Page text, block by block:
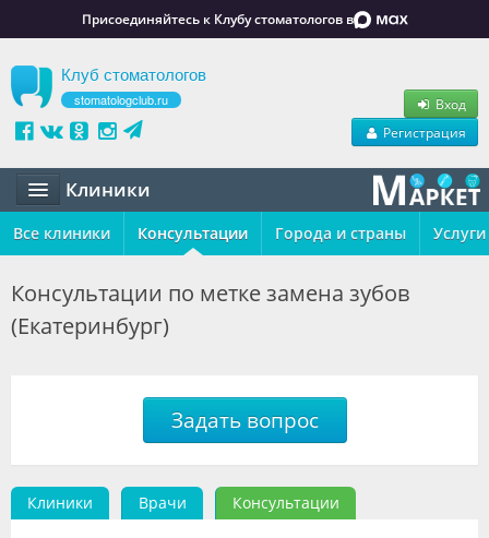
Присоединяйтесь к Клубу стоматологов в
Клуб стоматологов
stomatologclub.ru
Вход
Регистрация
Клиники
Статьи
Обучение
Объявления
Видео
Все клиники Консультации Города и страны Услуги
Консультации по метке замена зубов
(Екатеринбург)
Задать вопрос
Клиники Врачи Консультации